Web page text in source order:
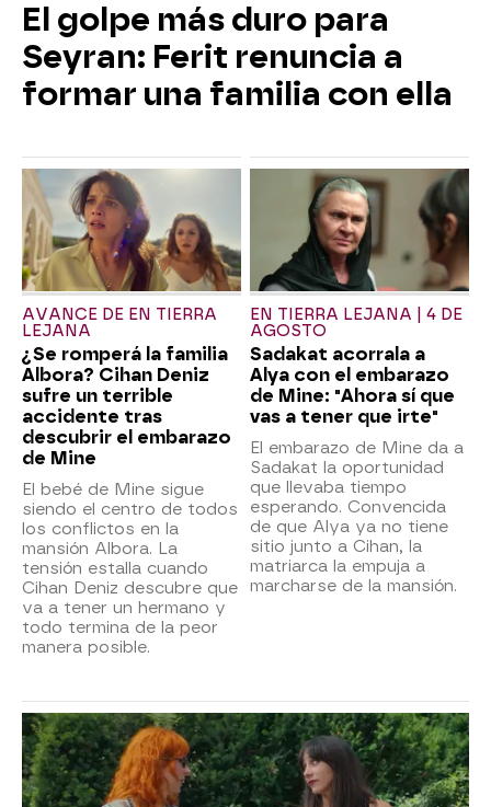
El golpe más duro para
Seyran: Ferit renuncia a
formar una familia con ella
AVANCE DE EN TIERRA
LEJANA
¿Se romperá la familia
Albora? Cihan Deniz
sufre un terrible
accidente tras
descubrir el embarazo
de Mine
El bebé de Mine sigue
siendo el centro de todos
los conflictos en la
mansión Albora. La
tensión estalla cuando
Cihan Deniz descubre que
va a tener un hermano y
todo termina de la peor
manera posible.
EN TIERRA LEJANA | 4 DE
AGOSTO
Sadakat acorrala a
Alya con el embarazo
de Mine: "Ahora sí que
vas a tener que irte"
El embarazo de Mine da a
Sadakat la oportunidad
que llevaba tiempo
esperando. Convencida
de que Alya ya no tiene
sitio junto a Cihan, la
matriarca la empuja a
marcharse de la mansión.